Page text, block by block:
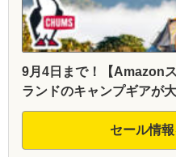
9月4日まで！【Amazon
ランドのキャンプギアが大
セール情